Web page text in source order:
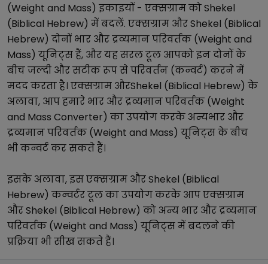
(Weight and Mass) इकाइयों - एक्सग्रामकोShekel
(Biblical Hebrew) में बदलें. एक्सग्राम औरShekel (Biblical
Hebrew) दोनों भार और द्रव्यमान परिवर्तक (Weight and
Mass) यूनिट्स हैं, और यह सरल टूल आपको इन दोनों के
बीच जल्दी और सटीक रूप से परिवर्तन (कन्वर्ट) करने में
मदद करता है। एक्सग्राम औरShekel (Biblical Hebrew) के
अलावा, आप हमारे भार और द्रव्यमान परिवर्तक (Weight
and Mass Converter) का उपयोग करके अन्यभार और
द्रव्यमान परिवर्तक (Weight and Mass) यूनिट्स के बीच
भी कन्वर्ट कर सकते हैं।
इसके अलावा, इसएक्सग्राम औरShekel (Biblical
Hebrew) कन्वर्टर टूल का उपयोग करके आपएक्सग्राम
औरShekel (Biblical Hebrew) को अन्य भार और द्रव्यमान
परिवर्तक (Weight and Mass) यूनिट्स में बदलने की
प्रक्रिया भी सीख सकते हैं।